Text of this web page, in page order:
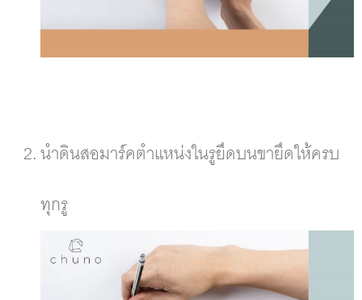
นำดินสอมาร์คตำแหน่งในรูยึดบนขายึดให้ครบ
ทุกรู